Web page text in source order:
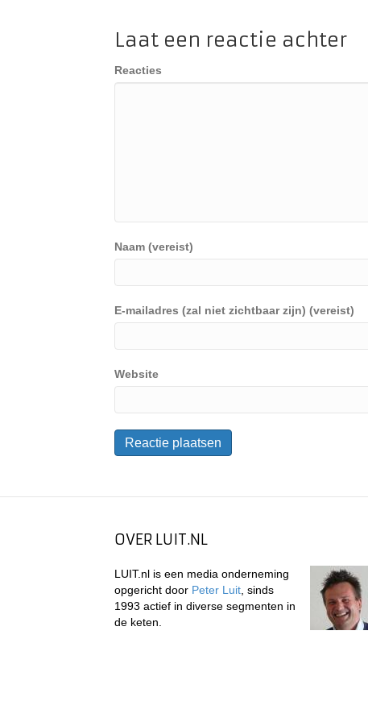
Laat een reactie achter
Reacties
Naam (vereist)
E-mailadres (zal niet zichtbaar zijn) (vereist)
Website
OVER LUIT.NL
LUIT.nl is een media onderneming
opgericht door Peter Luit , sinds
1993 actief in diverse segmenten in
de keten.